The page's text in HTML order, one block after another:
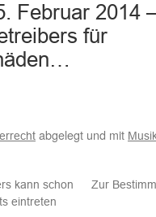
Februar 2014
für
abgelegt und mit
kann schon
eintreten
Zur